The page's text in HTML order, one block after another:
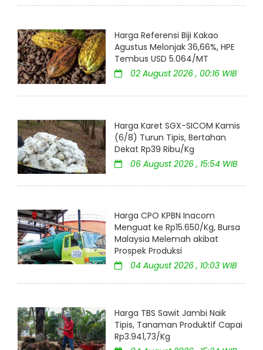
Harga Referensi Biji Kakao
Agustus Melonjak 36,66%, HPE
Tembus USD 5.064/MT
02 August 2026 , 00:16 WIB
Harga Karet SGX-SICOM Kamis
(6/8) Turun Tipis, Bertahan
Dekat Rp39 Ribu/Kg
06 August 2026 , 15:54 WIB
Harga CPO KPBN Inacom
Menguat ke Rp15.650/Kg, Bursa
Malaysia Melemah akibat
Prospek Produksi
04 August 2026 , 10:03 WIB
Harga TBS Sawit Jambi Naik
Tipis, Tanaman Produktif Capai
Rp3.941,73/Kg